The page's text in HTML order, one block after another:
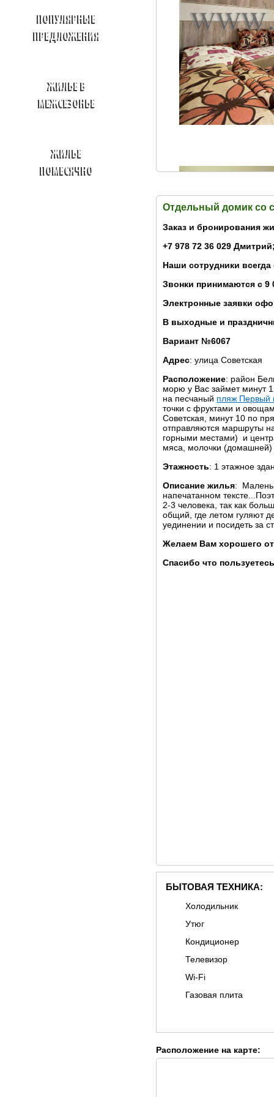
Отдельный домик со
Заказ и бронирования
+7 978 72 36 029
Наши сотрудники
Звонки принимаются с 9
Электронные заявки
В выходные и
Вариант №6067
Адрес: улица Советская
Расположение: район
морю у Вас займет минут
на песчаный пляж Первый
точки с фруктами и
Советская, минут 10 по
отправляются маршруты
горными местами) и
мяса, молочки
Этажность: 1 этажное
Описание жилья:
напечатанном
2-3 человека, так как
общий, где летом гуляют
уединении и посидеть за
Желаем Вам хорошего
Спасибо что
БЫТОВАЯ ТЕХНИКА:
Холодильник
Утюг
Кондиционер
Телевизор
Wi-Fi
Газовая плита
Расположение на карте:
ПОПУЛЯРНЫЕ
ПРЕДЛОЖЕНИЯ
ЖИЛЬЕ В
МЕЖСЕЗОНЬЕ
ЖИЛЬЕ
ПОМЕСЯЧНО